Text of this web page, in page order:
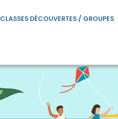
CLASSES DÉCOUVERTES / GROUPES